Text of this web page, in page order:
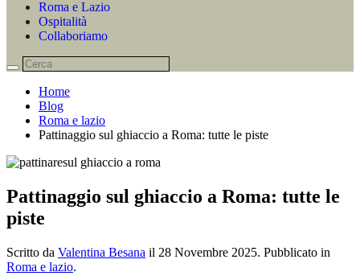
Roma e Lazio
Ospitalità
Collaboriamo
Home
Blog
Roma e lazio
Pattinaggio sul ghiaccio a Roma: tutte le piste
Pattinaggio sul ghiaccio a Roma: tutte le
piste
Scritto da Valentina Besana il 28 Novembre 2025. Pubblicato in
Roma e lazio.